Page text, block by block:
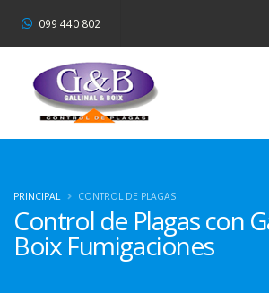
099 440 802
Control de Plagas con
Boix Fumigaciones
PRINCIPAL CONTROL DE PLAGAS